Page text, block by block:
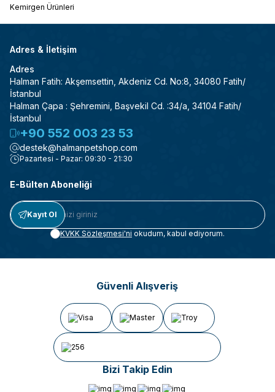
Kemirgen Ürünleri
Adres & İletişim
Adres
Halman Fatih: Akşemsettin, Akdeniz Cd. No:8, 34080 Fatih/
İstanbul
Halman Çapa : Şehremini, Başvekil Cd. :34/a, 34104 Fatih/
İstanbul
+90 552 003 23 53
destek@halmanpetshop.com
Pazartesi - Pazar: 09:30 - 21:30
E-Bülten Aboneliği
Kayıt Ol
KVKK Sözleşmesi'ni okudum, kabul ediyorum.
Güvenli Alışveriş
Bizi Takip Edin